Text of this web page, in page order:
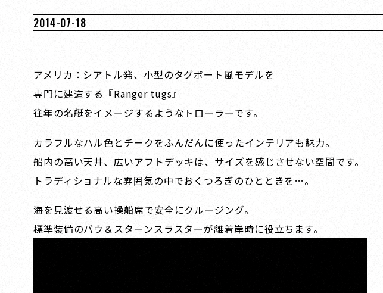
2014-07-18
アメリカ：シアトル発、小型のタグボート風モデルを
専門に建造する『Ranger tugs』
往年の名艇をイメージするようなトローラーです。
カラフルなハル色とチークをふんだんに使ったインテリアも魅力。
船内の高い天井、広いアフトデッキは、サイズを感じさせない空間です。
トラディショナルな雰囲気の中でおくつろぎのひとときを…。
海を見渡せる高い操船席で安全にクルージング。
標準装備のバウ＆スターンスラスターが離着岸時に役立ちます。